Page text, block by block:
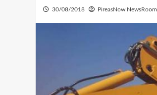
30/08/2018 PireasNow NewsRoom